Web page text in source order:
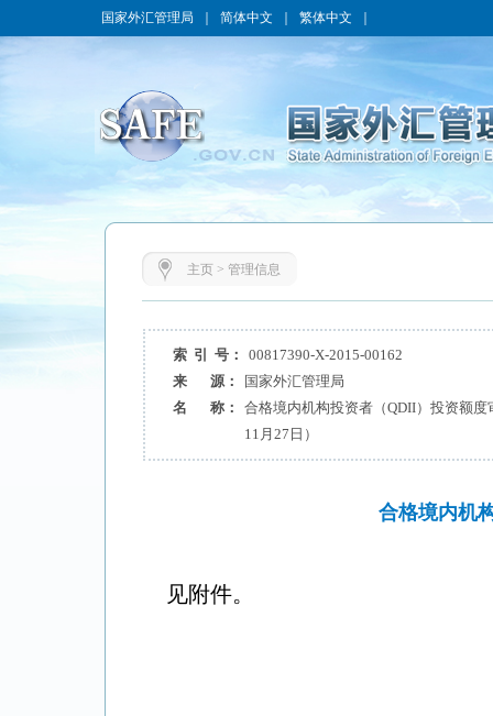
国家外汇管理局 简体中文 繁体中文
主页> 管理信息
索 引 号：
00817390-X-2015-00162
来 源：
国家外汇管理局
名 称：
合格境内机构投资者（QDII）投资额
11月27日）
合格境内机
见附件。